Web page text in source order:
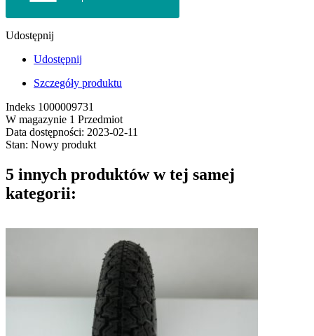
Udostępnij
Udostępnij
Szczegóły produktu
Indeks 1000009731
W magazynie 1 Przedmiot
Data dostępności: 2023-02-11
Stan: Nowy produkt
5 innych produktów w tej samej
kategorii: